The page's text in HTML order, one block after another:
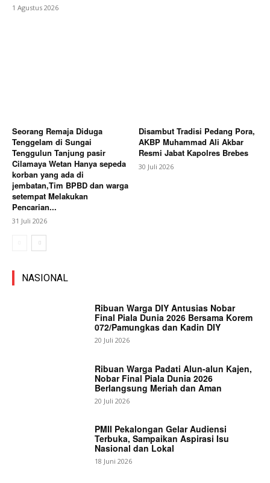
1 Agustus 2026
Seorang Remaja Diduga
Tenggelam di Sungai
Tenggulun Tanjung pasir
Cilamaya Wetan Hanya sepeda
korban yang ada di
jembatan,Tim BPBD dan warga
setempat Melakukan
Pencarian...
31 Juli 2026
Disambut Tradisi Pedang Pora,
AKBP Muhammad Ali Akbar
Resmi Jabat Kapolres Brebes
30 Juli 2026
NASIONAL
Ribuan Warga DIY Antusias Nobar
Final Piala Dunia 2026 Bersama Korem
072/Pamungkas dan Kadin DIY
20 Juli 2026
Ribuan Warga Padati Alun-alun Kajen,
Nobar Final Piala Dunia 2026
Berlangsung Meriah dan Aman
20 Juli 2026
PMII Pekalongan Gelar Audiensi
Terbuka, Sampaikan Aspirasi Isu
Nasional dan Lokal
18 Juni 2026